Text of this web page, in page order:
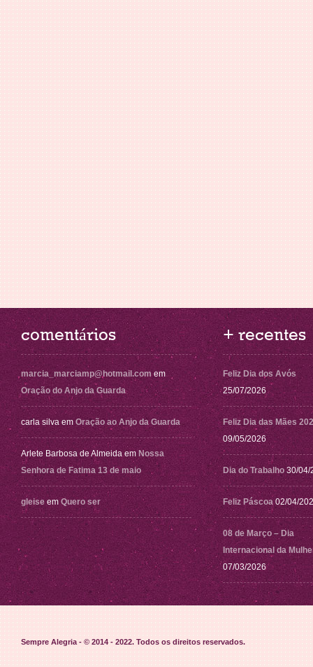
comentários
marcia_marciamp@hotmail.com em
Oração do Anjo da Guarda
carla silva em Oração ao Anjo da Guarda
Arlete Barbosa de Almeida em Nossa
Senhora de Fatima 13 de maio
gleise em Quero ser
+ recentes
Feliz Dia dos Avós
25/07/2026
Feliz Dia das Mães
09/05/2026
Dia do Trabalho 30/04/
Feliz Páscoa 02/04/
08 de Março – Dia
Internacional da
07/03/2026
Sempre Alegria - © 2014 - 2022. Todos os direitos reservados.